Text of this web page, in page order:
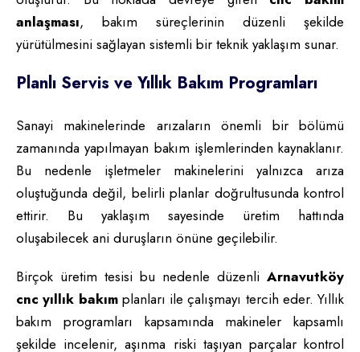
anlaşması, bakım süreçlerinin düzenli şekilde
yürütülmesini sağlayan sistemli bir teknik yaklaşım sunar.
Planlı Servis ve Yıllık Bakım Programları
Sanayi makinelerinde arızaların önemli bir bölümü
zamanında yapılmayan bakım işlemlerinden kaynaklanır.
Bu nedenle işletmeler makinelerini yalnızca arıza
oluştuğunda değil, belirli planlar doğrultusunda kontrol
ettirir. Bu yaklaşım sayesinde üretim hattında
oluşabilecek ani duruşların önüne geçilebilir.
Birçok üretim tesisi bu nedenle düzenli Arnavutköy
cnc yıllık bakımplanları ile çalışmayı tercih eder. Yıllık
bakım programları kapsamında makineler kapsamlı
şekilde incelenir, aşınma riski taşıyan parçalar kontrol